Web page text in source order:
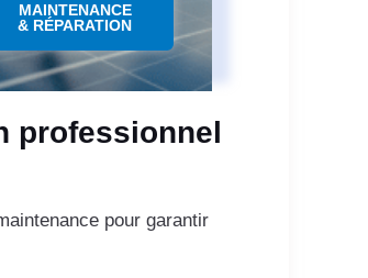
MAINTENANCE
& RÉPARATION
professionnel
pour garantir